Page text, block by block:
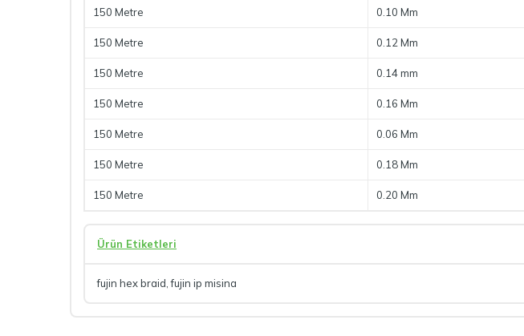
150 Metre 0.10 Mm
150 Metre 0.12 Mm
150 Metre 0.14 mm
150 Metre 0.16 Mm
150 Metre 0.06 Mm
150 Metre 0.18 Mm
150 Metre 0.20 Mm
Ürün Etiketleri
fujin hex braid ,fujin ip misina